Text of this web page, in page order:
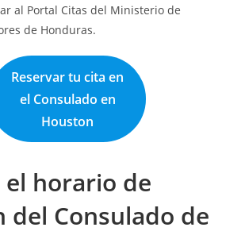
al Portal Citas del Ministerio de
de Honduras.
Reservar tu cita en
el Consulado en
Houston
el horario de
del Consulado de